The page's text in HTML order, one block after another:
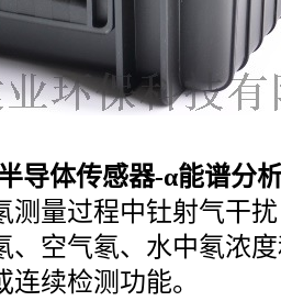
导体传感器-α能谱分
测量过程中钍射气干扰
、空气氡、水中氡浓度
续检测功能。